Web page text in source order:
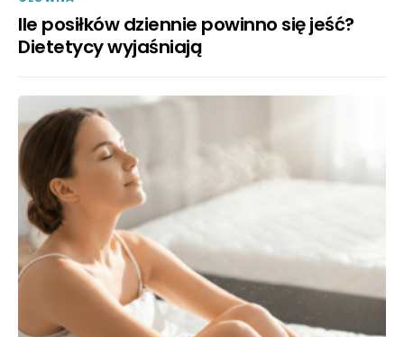
Ile posiłków dziennie powinno się jeść?
Dietetycy wyjaśniają